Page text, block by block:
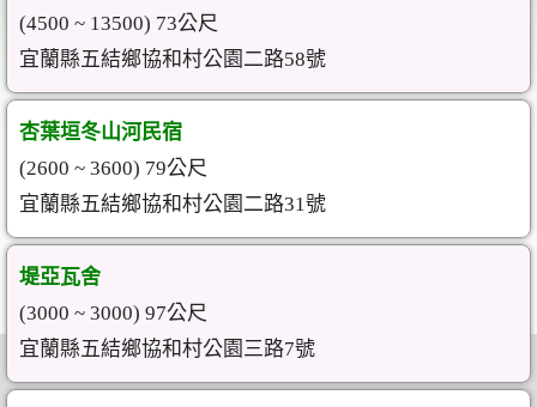
(4500 ~ 13500) 73公尺
宜蘭縣五結鄉協和村公園二路58號
杏葉垣冬山河民宿
(2600 ~ 3600) 79公尺
宜蘭縣五結鄉協和村公園二路31號
堤亞瓦舍
(3000 ~ 3000) 97公尺
宜蘭縣五結鄉協和村公園三路7號